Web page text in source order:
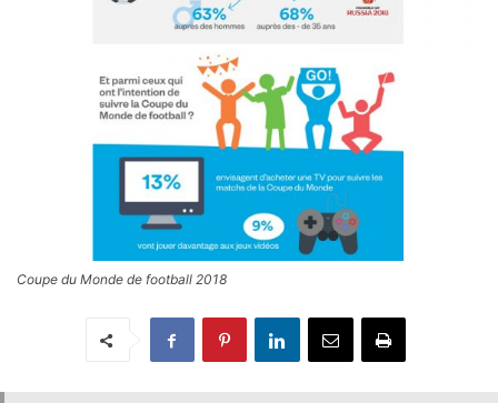
Coupe du Monde de football 2018